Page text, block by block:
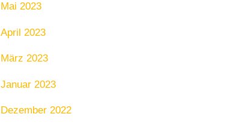
Mai 2023
April 2023
März 2023
Januar 2023
Dezember 2022